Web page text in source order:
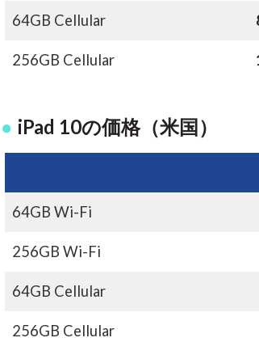
64GB Cellular
256GB Cellular
iPad 10の価格（米国）
64GB Wi-Fi
256GB Wi-Fi
64GB Cellular
256GB Cellular